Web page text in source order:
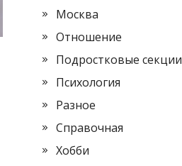
Москва
Отношение
Подростковые секции
Психология
Разное
Справочная
Хобби